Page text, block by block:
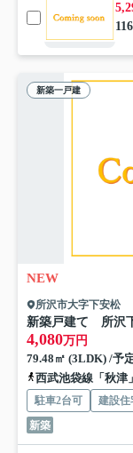
新築一戸建
NEW
所沢市大字下安松
新築戸建て 所沢
4,080万円
79.48㎡ (3LDK) /予
西武池袋線「秋津
駐車2台可 建設住
新築